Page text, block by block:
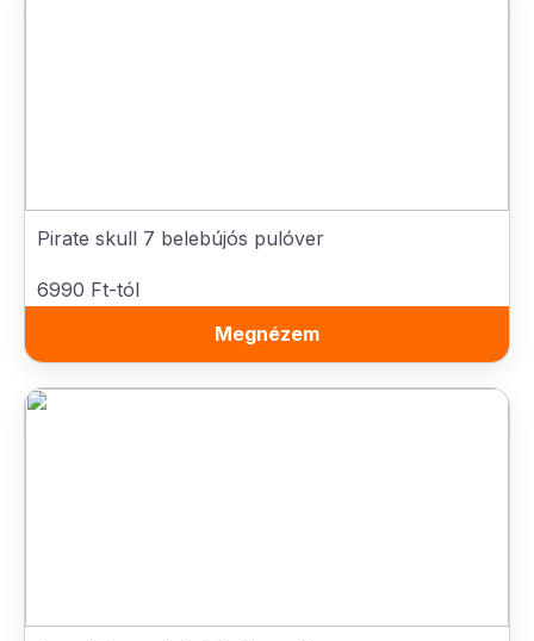
Pirate skull 7 belebújós pulóver
6990 Ft-tól
Megnézem